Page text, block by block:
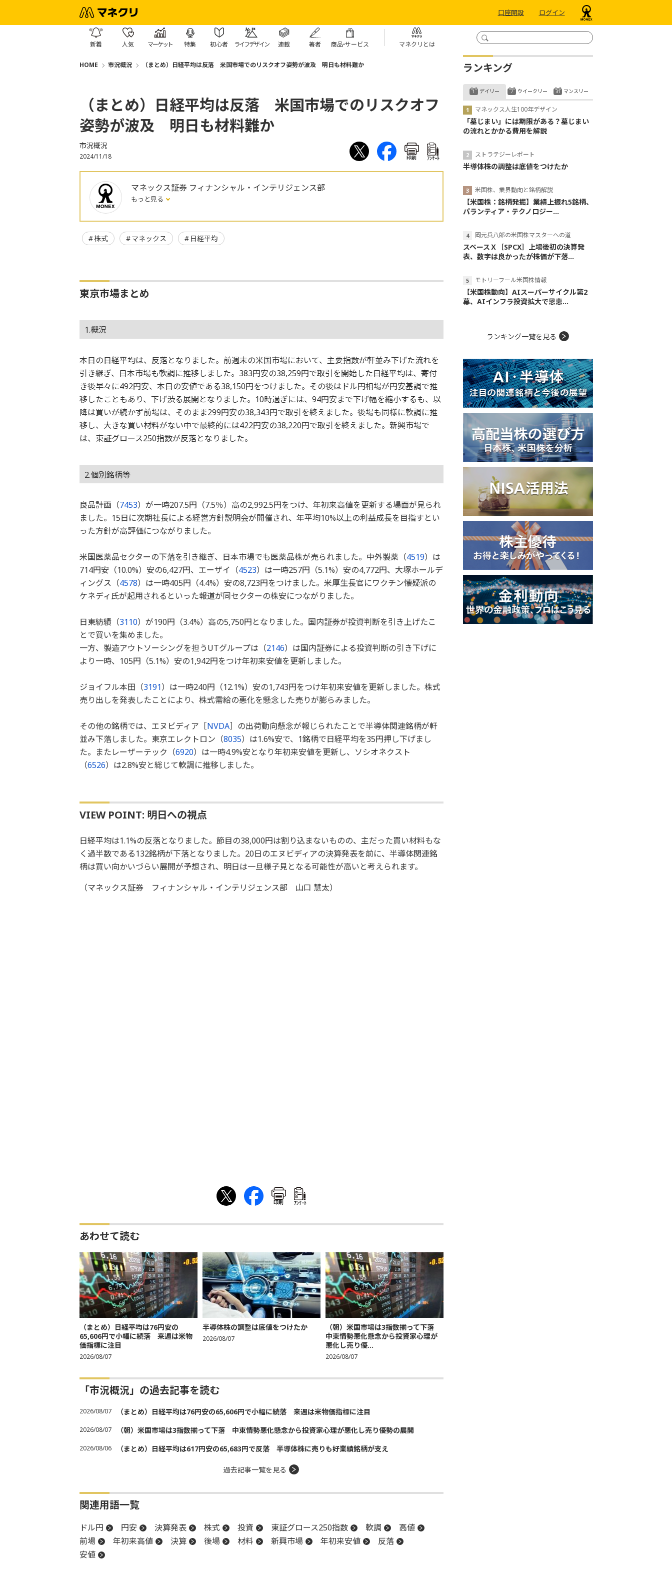
口座開設 ログイン
新着 人気 マーケット 特集 初心者 ライフデザイン 連載 著者 商品・サービス マネクリとは
HOME 市況概況 （まとめ）日経平均は反落 米国市場でのリスクオフ姿勢が波及 明日も材料難か
（まとめ）日経平均は反落 米国市場でのリスクオフ
姿勢が波及 明日も材料難か
市況概況
2024/11/18 印刷 ｱﾝｹｰﾄ
マネックス証券 フィナンシャル・インテリジェンス部
もっと見る
株式 マネックス 日経平均
東京市場まとめ
1.概況
本日の日経平均は、反落となりました。前週末の米国市場において、主要指数が軒並み下げた流れを
引き継ぎ、日本市場も軟調に推移しました。383円安の38,259円で取引を開始した日経平均は、寄付
き後早々に492円安、本日の安値である38,150円をつけました。その後はドル円相場が円安基調で推
移したこともあり、下げ渋る展開となりました。10時過ぎには、94円安まで下げ幅を縮小するも、以
降は買いが続かず前場は、そのまま299円安の38,343円で取引を終えました。後場も同様に軟調に推
移し、大きな買い材料がない中で最終的には422円安の38,220円で取引を終えました。新興市場で
は、東証グロース250指数が反落となりました。
2.個別銘柄等
良品計画（7453）が一時207.5円（7.5％）高の2,992.5円をつけ、年初来高値を更新する場面が見られ
ました。15日に次期社長による経営方針説明会が開催され、年平均10%以上の利益成長を目指すとい
った方針が高評価につながりました。
米国医薬品セクターの下落を引き継ぎ、日本市場でも医薬品株が売られました。中外製薬（4519）は
714円安（10.0%）安の6,427円、エーザイ（4523）は一時257円（5.1%）安の4,772円、大塚ホールデ
ィングス（4578）は一時405円（4.4%）安の8,723円をつけました。米厚生長官にワクチン懐疑派の
ケネディ氏が起用されるといった報道が同セクターの株安につながりました。
日東紡績（3110）が190円（3.4%）高の5,750円となりました。国内証券が投資判断を引き上げたこ
とで買いを集めました。
一方、製造アウトソーシングを担うUTグループは（2146）は国内証券による投資判断の引き下げに
より一時、105円（5.1%）安の1,942円をつけ年初来安値を更新しました。
ジョイフル本田（3191）は一時240円（12.1%）安の1,743円をつけ年初来安値を更新しました。株式
売り出しを発表したことにより、株式需給の悪化を懸念した売りが膨らみました。
その他の銘柄では、エヌビディア［NVDA］の出荷動向懸念が報じられたことで半導体関連銘柄が軒
並み下落しました。東京エレクトロン（8035）は1.6%安で、1銘柄で日経平均を35円押し下げまし
た。またレーザーテック（6920）は一時4.9%安となり年初来安値を更新し、ソシオネクスト
（6526）は2.8%安と総じて軟調に推移しました。
VIEW POINT: 明日への視点
日経平均は1.1%の反落となりました。節目の38,000円は割り込まないものの、主だった買い材料もな
く過半数である132銘柄が下落となりました。20日のエヌビディアの決算発表を前に、半導体関連銘
柄は買い向かいづらい展開が予想され、明日は一旦様子見となる可能性が高いと考えられます。
（マネックス証券 フィナンシャル・インテリジェンス部 山口 慧太）
印刷 ｱﾝｹｰﾄ
あわせて読む
（まとめ）日経平均は76円安の
65,606円で小幅に続落 来週は米物
価指標に注目
2026/08/07
半導体株の調整は底値をつけたか
2026/08/07
（朝）米国市場は3指数揃って下落
中東情勢悪化懸念から投資家心理が
悪化し売り優...
2026/08/07
「市況概況」の過去記事を読む
2026/08/07 （まとめ）日経平均は76円安の65,606円で小幅に続落 来週は米物価指標に注目
2026/08/07 （朝）米国市場は3指数揃って下落 中東情勢悪化懸念から投資家心理が悪化し売り優勢の展開
2026/08/06 （まとめ）日経平均は617円安の65,683円で反落 半導体株に売りも好業績銘柄が支え
過去記事一覧を見る
関連用語一覧
ドル円 円安 決算発表 株式 投資 東証グロース250指数 軟調
高値
前場
年初来高値 決算 後場 材料 新興市場 年初来安値
反落
安値
ランキング
デイリー
マネックス人生100年デザイン
「墓じまい」には期限がある？墓じまい
の流れとかかる費用を解説
ストラテジーレポート
半導体株の調整は底値をつけたか
米国株、業界動向と銘柄解説
【米国株：銘柄発掘】業績上振れ5銘柄、
パランティア・テクノロジー...
岡元兵八郎の米国株マスターへの道
スペースＸ［SPCX］上場後初の決算発
表、数字は良かったが株価が下落...
モトリーフール米国株情報
【米国株動向】AIスーパーサイクル第2
幕、AIインフラ投資拡大で恩恵...
ウイークリー マンスリー
ランキング一覧を見る